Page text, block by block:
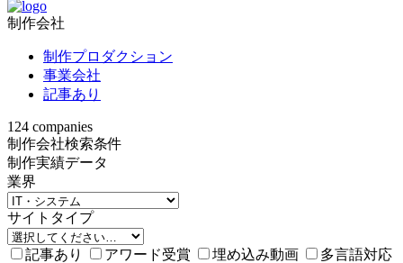
制作会社
制作プロダクション
事業会社
記事あり
124 companies
制作会社検索条件
制作実績データ
業界
サイトタイプ
記事あり アワード受賞 埋め込み動画
多言語対応